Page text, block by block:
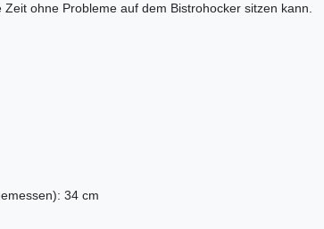
ohne Probleme auf dem Bistrohocker sitzen kann.
34 cm